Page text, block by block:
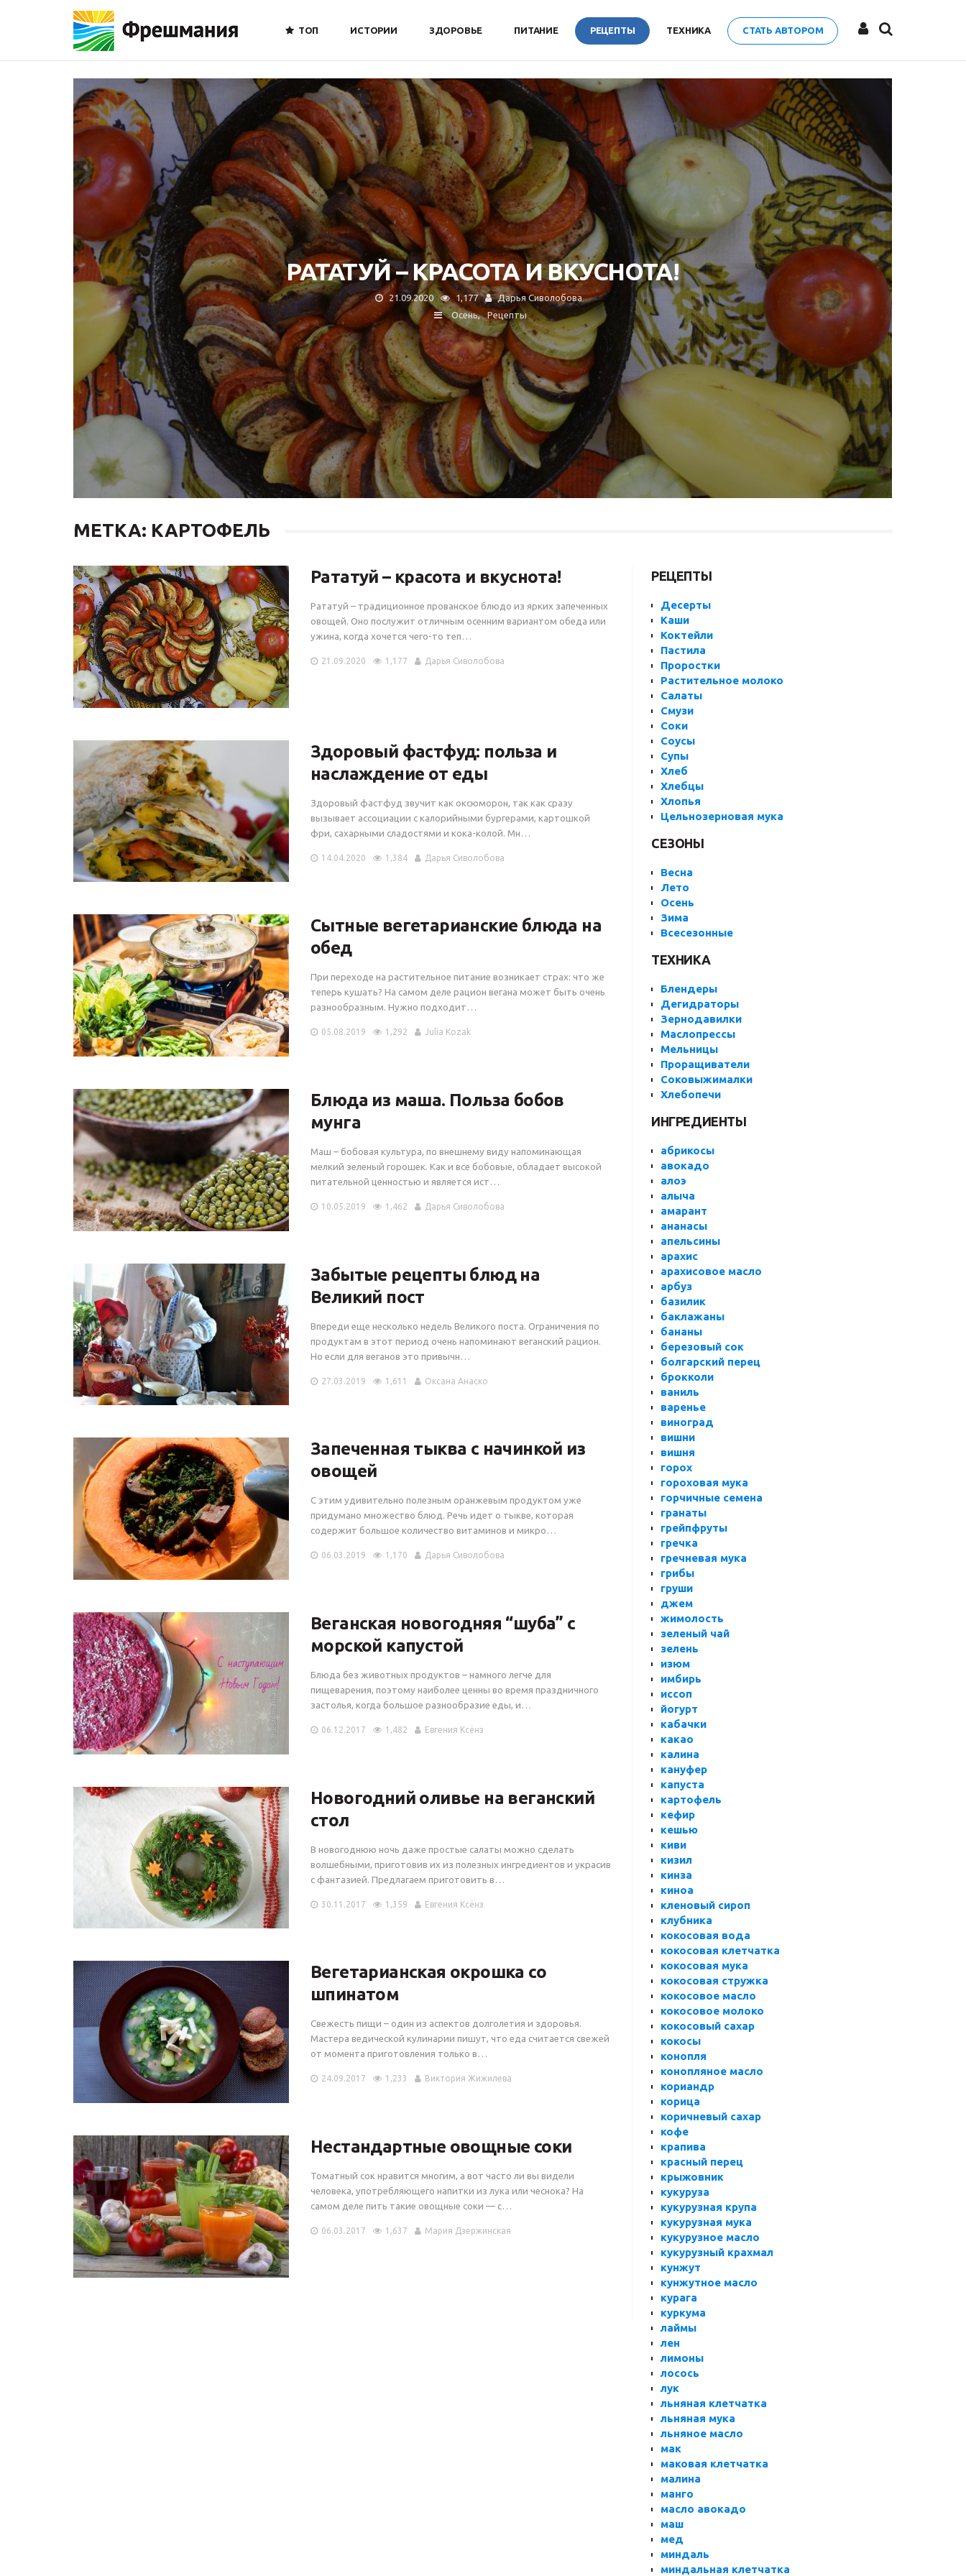
ТОП ИСТОРИИ ЗДОРОВЬЕ ПИТАНИЕ РЕЦЕПТЫ ТЕХНИКА СТАТЬ АВТОРОМ
РАТАТУЙ – КРАСОТА И ВКУСНОТА!
21.09.2020 1,177
Дарья Сиволобова
Осень
Рецепты
МЕТКА: КАРТОФЕЛЬ
Рататуй – красота и вкуснота!
Рататуй – традиционное прованское блюдо из ярких запеченных
овощей. Оно послужит отличным осенним вариантом обеда или
ужина, когда хочется чего-то теп…
21.09.2020 1,177 Дарья Сиволобова
Здоровый фастфуд: польза и
наслаждение от еды
Здоровый фастфуд звучит как оксюморон, так как сразу
вызывает ассоциации с калорийными бургерами, картошкой
фри, сахарными сладостями и кока-колой. Мн…
14.04.2020 1,384 Дарья Сиволобова
Сытные вегетарианские блюда на
обед
При переходе на растительное питание возникает страх: что же
теперь кушать? На самом деле рацион вегана может быть очень
разнообразным. Нужно подходит…
05.08.2019 1,292 Julia Kozak
Блюда из маша. Польза бобов
мунга
Маш – бобовая культура, по внешнему виду напоминающая
мелкий зеленый горошек. Как и все бобовые, обладает высокой
питательной ценностью и является ист…
10.05.2019 1,462 Дарья Сиволобова
Забытые рецепты блюд на
Великий пост
Впереди еще несколько недель Великого поста. Ограничения по
продуктам в этот период очень напоминают веганский рацион.
Но если для веганов это привычн…
27.03.2019 1,611 Оксана Анаско
Запеченная тыква с начинкой из
овощей
С этим удивительно полезным оранжевым продуктом уже
придумано множество блюд. Речь идет о тыкве, которая
содержит большое количество витаминов и микро…
06.03.2019 1,170 Дарья Сиволобова
Веганская новогодняя “шуба” с
морской капустой
Блюда без животных продуктов – намного легче для
пищеварения, поэтому наиболее ценны во время праздничного
застолья, когда большое разнообразие еды, и…
06.12.2017 1,482 Евгения Ксёнз
Новогодний оливье на веганский
стол
В новогоднюю ночь даже простые салаты можно сделать
волшебными, приготовив их из полезных ингредиентов и украсив
с фантазией. Предлагаем приготовить в…
30.11.2017 1,359 Евгения Ксёнз
Вегетарианская окрошка со
шпинатом
Свежесть пищи – один из аспектов долголетия и здоровья.
Мастера ведической кулинарии пишут, что еда считается свежей
от момента приготовления только в…
24.09.2017 1,233 Виктория Жижилева
Нестандартные овощные соки
Томатный сок нравится многим, а вот часто ли вы видели
человека, употребляющего напитки из лука или чеснока? На
самом деле пить такие овощные соки — с…
06.03.2017 1,637 Мария Дзержинская
РЕЦЕПТЫ
Десерты
Каши
Коктейли
Пастила
Проростки
Растительное молоко
Салаты
Смузи
Соки
Соусы
Супы
Хлеб
Хлебцы
Хлопья
Цельнозерновая мука
СЕЗОНЫ
Весна
Лето
Осень
Зима
Всесезонные
ТЕХНИКА
Блендеры
Дегидраторы
Зернодавилки
Маслопрессы
Мельницы
Проращиватели
Соковыжималки
Хлебопечи
ИНГРЕДИЕНТЫ
абрикосы
авокадо
алоэ
алыча
амарант
ананасы
апельсины
арахис
арахисовое масло
арбуз
базилик
баклажаны
бананы
березовый сок
болгарский перец
брокколи
ваниль
варенье
виноград
вишни
вишня
горох
гороховая мука
горчичные семена
гранаты
грейпфруты
гречка
гречневая мука
грибы
груши
джем
жимолость
зеленый чай
зелень
изюм
имбирь
иссоп
йогурт
кабачки
какао
калина
кануфер
капуста
картофель
кефир
кешью
киви
кизил
кинза
киноа
кленовый сироп
клубника
кокосовая вода
кокосовая клетчатка
кокосовая мука
кокосовая стружка
кокосовое масло
кокосовое молоко
кокосовый сахар
кокосы
конопля
конопляное масло
кориандр
корица
коричневый сахар
кофе
крапива
красный перец
крыжовник
кукуруза
кукурузная крупа
кукурузная мука
кукурузное масло
кукурузный крахмал
кунжут
кунжутное масло
курага
куркума
лаймы
лен
лимоны
лосось
лук
льняная клетчатка
льняная мука
льняное масло
мак
маковая клетчатка
малина
манго
масло авокадо
маш
мед
миндаль
миндальная клетчатка